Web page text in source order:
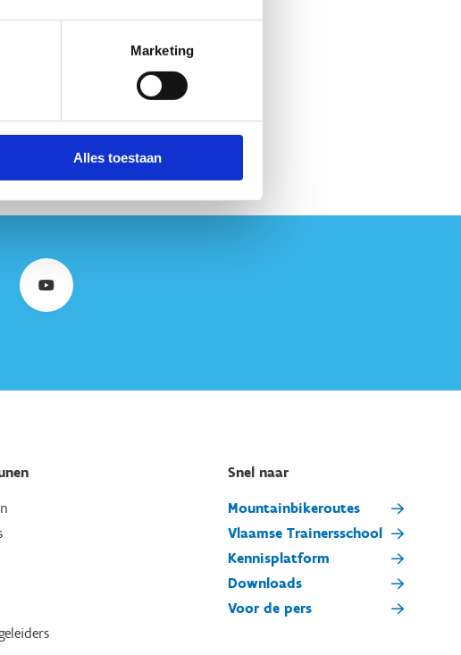
Marketing
Alles toestaan
Snel naar
Mountainbikeroutes
Vlaamse Trainersschool
Kennisplatform
Downloads
Voor de pers